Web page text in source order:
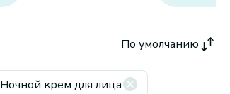
По умолчанию
Ночной крем для лица